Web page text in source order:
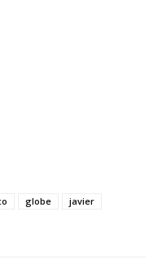
globe
javier